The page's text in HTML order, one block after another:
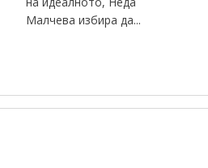
Малчева избира да...